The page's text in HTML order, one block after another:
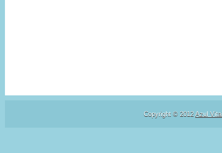
Copyright © 2012 Azul